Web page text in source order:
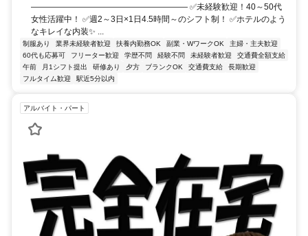
――――――――――――――――――― ✅未経験歓迎！40～50代
女性活躍中！ ✅週2～3日×1日4.5時間～のシフト制！ ✅ホテルのよう
なキレイな内装✨ ...
制服あり 業界未経験者歓迎 扶養内勤務OK 副業・WワークOK
主婦・主夫歓迎
60代も応募可
フリーター歓迎 学歴不問 経験不問 未経験者歓迎
交通費全額支給
午前
月1シフト提出 研修あり 夕方 ブランクOK 交通費支給
長期歓迎
フルタイム歓迎
駅近5分以内
アルバイト・パート